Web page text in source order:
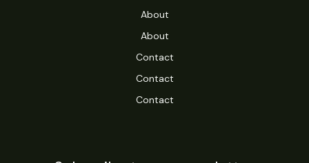
About
About
Contact
Contact
Contact